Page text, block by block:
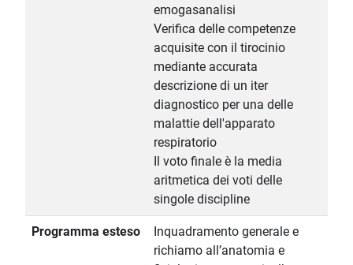
emogasanalisi
Verifica delle competenze
acquisite con il tirocinio
mediante accurata
descrizione di un iter
diagnostico per una delle
malattie dell'apparato
respiratorio
Il voto finale è la media
aritmetica dei voti delle
singole discipline
Programma esteso
Inquadramento generale e
richiamo all’anatomia e